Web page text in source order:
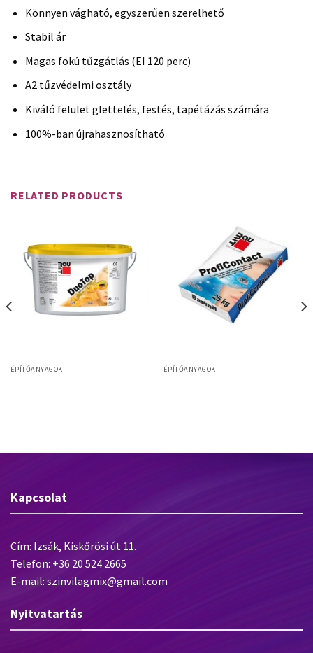
Könnyen vágható, egyszerűen szerelhető
Stabil ár
Magas fokú tűzgátlás (EI 120 perc)
A2 tűzvédelmi osztály
Kiváló felület glettelés, festés, tapétázás számára
100%-ban újrahasznosítható
RELATED PRODUCTS
ÉPÍTŐANYAGOK ÉPÍTŐANYAGOK
Kapcsolat
Cím: Izsák, Kiskőrösi út 11.
Telefon: +36 20 524 2665
E-mail: szinvilagmix@gmail.com
Nyitvatartás